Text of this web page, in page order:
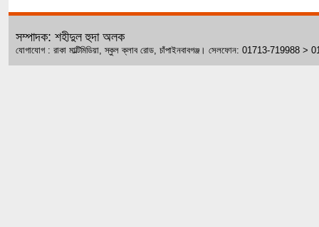
সম্পাদক: শহীদুল হুদা অলক
যোগাযোগ : রাকা মাল্টিমিডিয়া, স্কুল ক্লাব রোড, চাঁপাইনবাবগঞ্জ। সেলফোন: 01713-